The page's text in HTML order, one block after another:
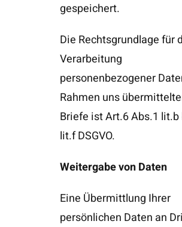
gespeichert.
Die Rechtsgrundlage für
Verarbeitung
personenbezogener
Rahmen uns
Briefe ist Art.6 Abs.1 lit.b
lit.f DSGVO.
Weitergabe von Daten
Eine Übermittlung Ihrer
persönlichen Daten an